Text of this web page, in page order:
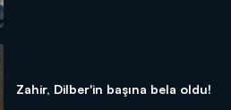
Zahir, Dilber'in başına bela oldu!